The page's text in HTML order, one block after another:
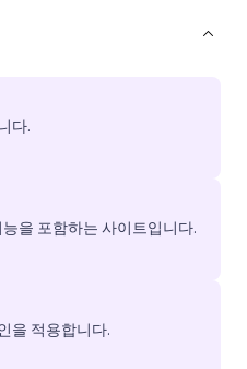
다.
을 포함하는 사이트입니다.
을 적용합니다.